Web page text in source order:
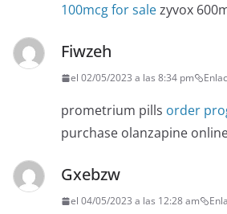
100mcg for salezyvox
Fiwzeh
el 02/05/2023 a las 8:34 pm
prometrium pills order
purchase olanzapine
Gxebzw
el 04/05/2023 a las 12:28 am